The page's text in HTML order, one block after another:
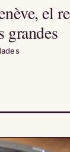
el
grandes